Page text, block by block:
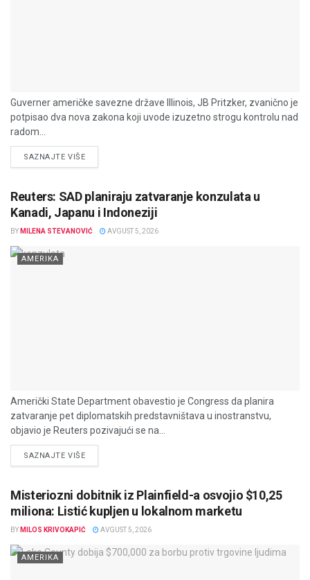
Guverner američke savezne države Illinois, JB Pritzker, zvanično je
potpisao dva nova zakona koji uvode izuzetno strogu kontrolu nad
radom...
SAZNAJTE VIŠEDETAILS
Reuters: SAD planiraju zatvaranje konzulata u
Kanadi, Japanu i Indoneziji
BY MILENA STEVANOVIĆ AVGUST 5, 2026
AMERIKA
Američki State Department obavestio je Congress da planira
zatvaranje pet diplomatskih predstavništava u inostranstvu,
objavio je Reuters pozivajući se na...
SAZNAJTE VIŠEDETAILS
Misteriozni dobitnik iz Plainfield-a osvojio $10,25
miliona: Listić kupljen u lokalnom marketu
BY MILOS KRIVOKAPIĆ AVGUST 5, 2026
AMERIKA